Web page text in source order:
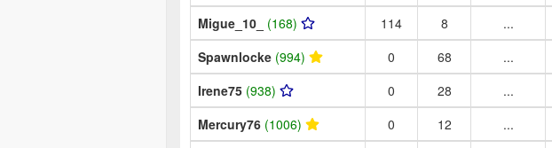
Migue_10_ (168) 114 8
...
Spawnlocke (994) 0 68
...
Irene75 (938) 0 28
...
Mercury76 (1006) 0 12 ...